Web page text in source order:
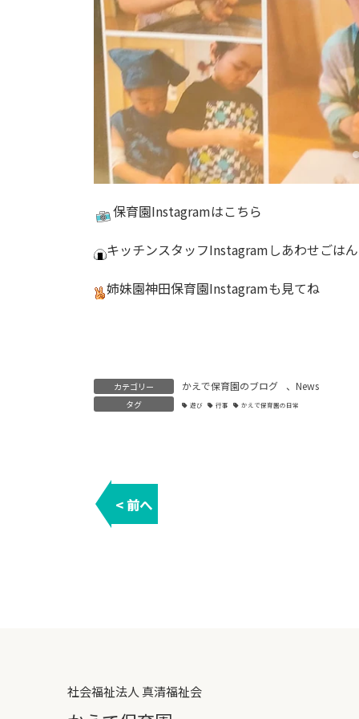
保育園Instagramはこちら
キッチンスタッフInstagramしあわせごはん
姉妹園神田保育園Instagramも見てね
カテゴリー かえで保育園のブログ 、 News
タグ 遊び 行事 かえで保育園の日常
< 前へ
社会福祉法人 真清福祉会